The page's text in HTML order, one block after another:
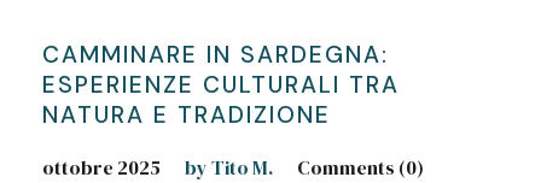
CAMMINARE IN SARDEGNA:
ESPERIENZE CULTURALI TRA
NATURA E TRADIZIONE
ottobre 2025 by Tito M. Comments (0)